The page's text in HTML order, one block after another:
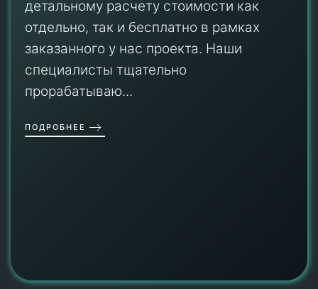
детальному расчету стоимости как
отдельно, так и бесплатно в рамках
заказанного у нас проекта. Наши
специалисты тщательно
прорабатываю...
ПОДРОБНЕЕ